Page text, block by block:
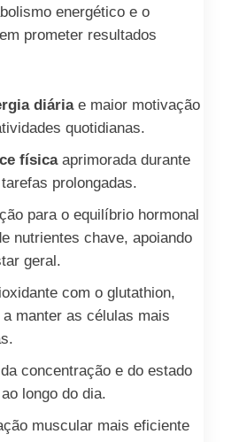
energético e o
prometer resultados
diáriae maior motivação
quotidianas.
físicaaprimorada durante
prolongadas.
para o equilíbrio hormonal
nutrientes chave, apoiando
geral.
com o glutathion,
a manter as células mais
concentração e do estado
longo do dia.
muscular mais eficiente